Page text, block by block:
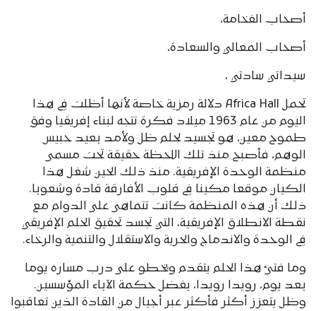
أصحاب الفخامة،
أصحاب المعالي والسعادة،
سيداتي سادتي ،
تحمل Africa Hall دلالة رمزية خاصة لأنها أظلت في هذا
اليوم من عام 1963 ميلاد فكرة تتجه لبناء إفريقيا وفق
طموح معين، هو تجسيد لحلم ظل ولأمد بعيد حبيس
الوهم، فأصبح منذ تلك اللحظة حقيقة تحت مسمى
منظمة الوحدة الإفريقية. منذ ذلك الحين شغل هذا
الكيان موقعا مكينا في قلوب الأفارقة قادة وشعوبا.
ذلك أن هذه المنظمة كانت تتماهى على الدوام مع
نقطة الانطلاق الإفريقية، التي تجسد تحقيق الحلم الإفريقي
في الوحدة والاندماج والحرية والاستقلال والتنمية والرخاء.
وما فتئ هذا الحلم يتقدم ويخطو على درب مساره يوما
بعد يوم، رويدا رويدا، بفضل حكمة الآباء المؤسسين.
وظل يتعزز أكثر فأكثر عبر أجيال من القادة الذين تعاقبوا